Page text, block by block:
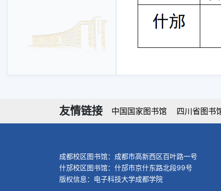
友情链接 中国国家图书馆 四川省图书
成都校区图书馆：成都市高新西区百叶路一号
什邡校区图书馆：什邡市京什东路北段99号
版权信息：电子科技大学成都学院